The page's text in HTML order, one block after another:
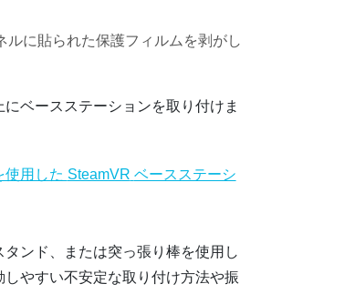
に貼られた保護フィルムを剥がし
ベースステーションを取り付けま
使用した SteamVR ベースステーシ
ンド、または突っ張り棒を使用し
やすい不安定な取り付け方法や振